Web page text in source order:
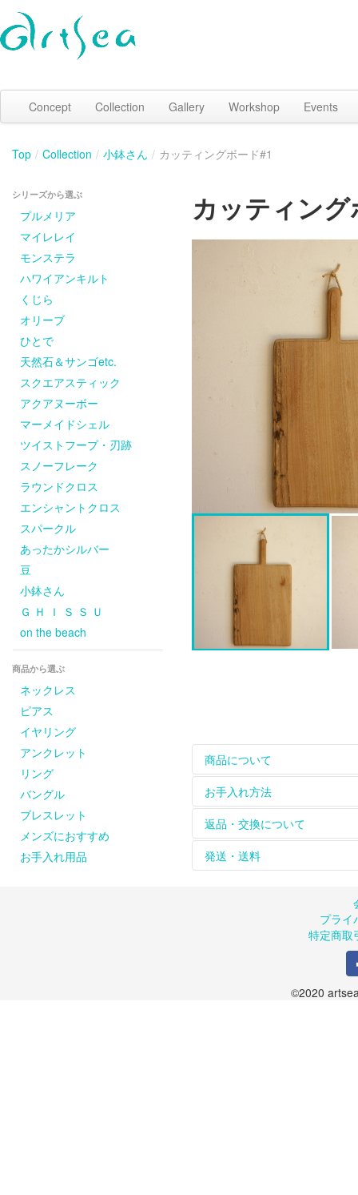
Concept Collection Gallery Workshop Events
Top / Collection / 小鉢さん / カッティングボード#1
シリーズから選ぶ
プルメリア
マイレレイ
モンステラ
ハワイアンキルト
くじら
オリーブ
ひとで
天然石＆サンゴetc.
スクエアスティック
アクアヌーボー
マーメイドシェル
ツイストフープ・刃跡
スノーフレーク
ラウンドクロス
エンシャントクロス
スパークル
あったかシルバー
豆
小鉢さん
Ｇ Ｈ Ｉ Ｓ Ｓ Ｕ
on the beach
商品から選ぶ
ネックレス
ピアス
イヤリング
アンクレット
リング
バングル
ブレスレット
メンズにおすすめ
お手入れ用品
カッティン
商品について
ホームページに掲載して
についてはcontactからお
革ひもは天然皮を使用し
をお楽しみください。
天然石、天然素材のひと
ピアスの金具（耳に触れ
お手入れ方法
【長く綺麗にお使いいた
シルバーのアクセサリー
れて保管してください。
※購入された商品は密閉
artseaのシルバーアクセ
風合いに仕上げていま
ルバークリーナーでの
クロスでのお手入れも可
返品・交換について
お届けした商品は到着後
返品、交換は商品到着後
また、お客様の都合に
ご了承ください。返送
発送・送料
品が届かない場合には
商品の在庫や制作の都
お申込み受付後、出荷
のでご了承ください。
１回の発送につき600円
プライ
特定商取
©2020